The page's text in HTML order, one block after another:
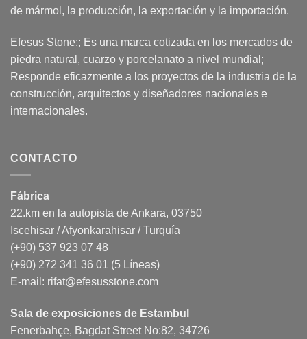
de mármol, la producción, la exportación y la importación.
Efesus Stone;; Es una marca cotizada en los mercados de
piedra natural, cuarzo y porcelanato a nivel mundial;
Responde eficazmente a los proyectos de la industria de la
construcción, arquitectos y diseñadores nacionales e
internacionales.
CONTACTO
Fábrica
22.km en la autopista de Ankara, 03750
Iscehisar / Afyonkarahisar / Turquía
(+90) 537 923 07 48
(+90) 272 341 36 01 (5 Líneas)
E-mail: rifat@efesusstone.com
Sala de exposiciones de Estambul
Fenerbahçe, Bagdat Street No:82, 34726